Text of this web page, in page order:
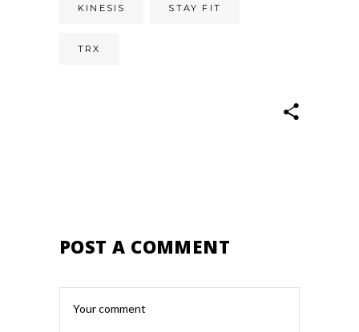
KINESIS STAY FIT
TRX
POST A COMMENT